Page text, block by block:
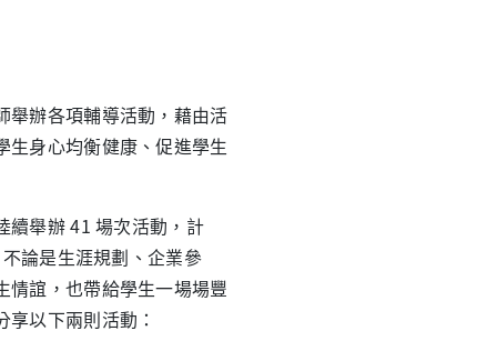
辦各項輔導活動，藉由活
身心均衡健康、促進學生
舉辦 41 場次活動，計
論是生涯規劃、企業參
誼，也帶給學生一場場豐
以下兩則活動：